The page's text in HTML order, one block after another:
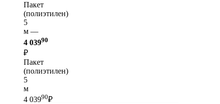
Пакет
(полиэтилен)
5
м —
4 03990
₽
Пакет
(полиэтилен)
5
м
4 03990₽